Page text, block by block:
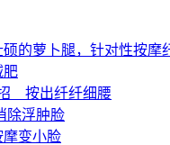
的萝卜腿，针对性按摩
肥
按出纤纤细腰
除浮肿脸
摩变小脸